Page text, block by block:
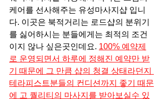
케어를 선사해주는 유성마사지샵 입니
다. 이곳은 북적거리는 로드샵의 분위기
를 싫어하시는 분들에게는 최적의 조건
이지 않나 싶은곳인데요. 100% 예약제
로 운영되면서 하루에 정해진 예약만 받
기 때문에 그 만큼 샵의 청결 상태라던지
테라피스트분들의 컨디션까지 좋기 때문
에 고 퀄리티의 마사지를 받아보실수 있